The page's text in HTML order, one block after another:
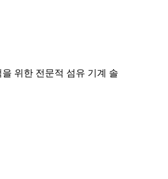
위한 전문적 섬유 기계 솔